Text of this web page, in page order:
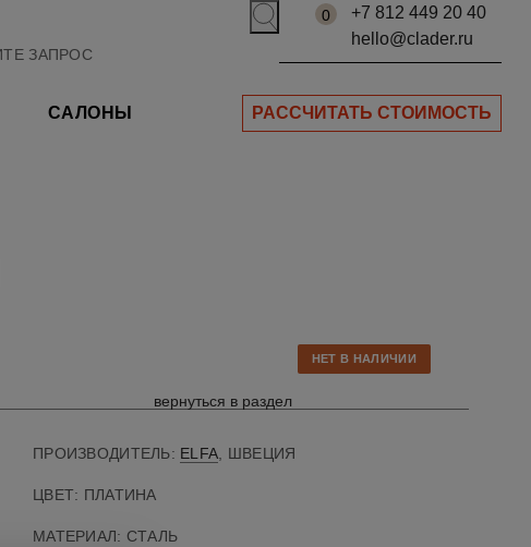
0
+7 812 449 20 40
hello@clader.ru
САЛОНЫ РАССЧИТАТЬ СТОИМОСТЬ
НЕТ В НАЛИЧИИ
вернуться в раздел
ПРОИЗВОДИТЕЛЬ: ELFA , ШВЕЦИЯ
ЦВЕТ: ПЛАТИНА
МАТЕРИАЛ: СТАЛЬ